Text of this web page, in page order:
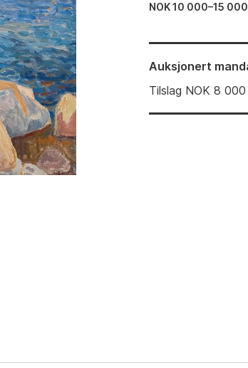
NOK 10 000–15 000
Auksjonert
Tilslag NOK8 000